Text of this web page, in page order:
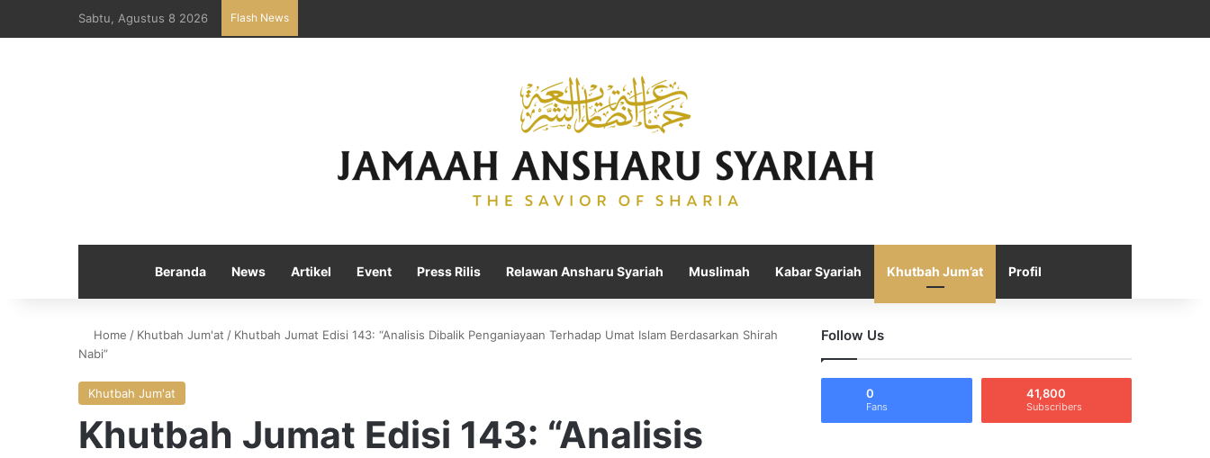
Sabtu, Agustus 8 2026 Flash News
Beranda News Artikel Event Press Rilis Relawan Ansharu Syariah Muslimah Kabar Syariah Khutbah Jum’at Profil
Home / Khutbah Jum'at / Khutbah Jumat Edisi 143: “Analisis Dibalik Penganiayaan Terhadap Umat Islam Berdasarkan Shirah
Nabi”
Khutbah Jum'at
Khutbah Jumat Edisi 143: “Analisis
Follow Us
0
Fans
41,800
Subscribers